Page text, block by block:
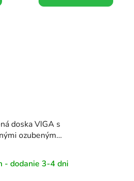
doska VIGA s
ozubenými
- dodanie 3-4 dni